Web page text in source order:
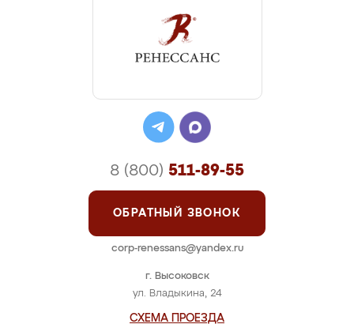
г. Высоковск
ул. Владыкина, 24
СХЕМА ПРОЕЗДА
8 (800) 511-89-55
ОБРАТНЫЙ ЗВОНОК
corp-renessans@yandex.ru